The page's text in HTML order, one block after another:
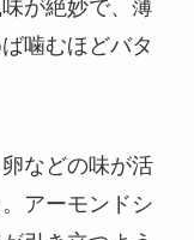
が絶妙で、薄
噛むほどバタ
などの味が活
アーモンドシ